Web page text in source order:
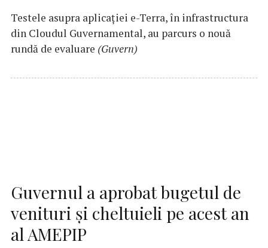
Testele asupra aplicaţiei e-Terra, în infrastructura
din Cloudul Guvernamental, au parcurs o nouă
rundă de evaluare (Guvern)
Guvernul a aprobat bugetul de
venituri şi cheltuieli pe acest an
al AMEPIP